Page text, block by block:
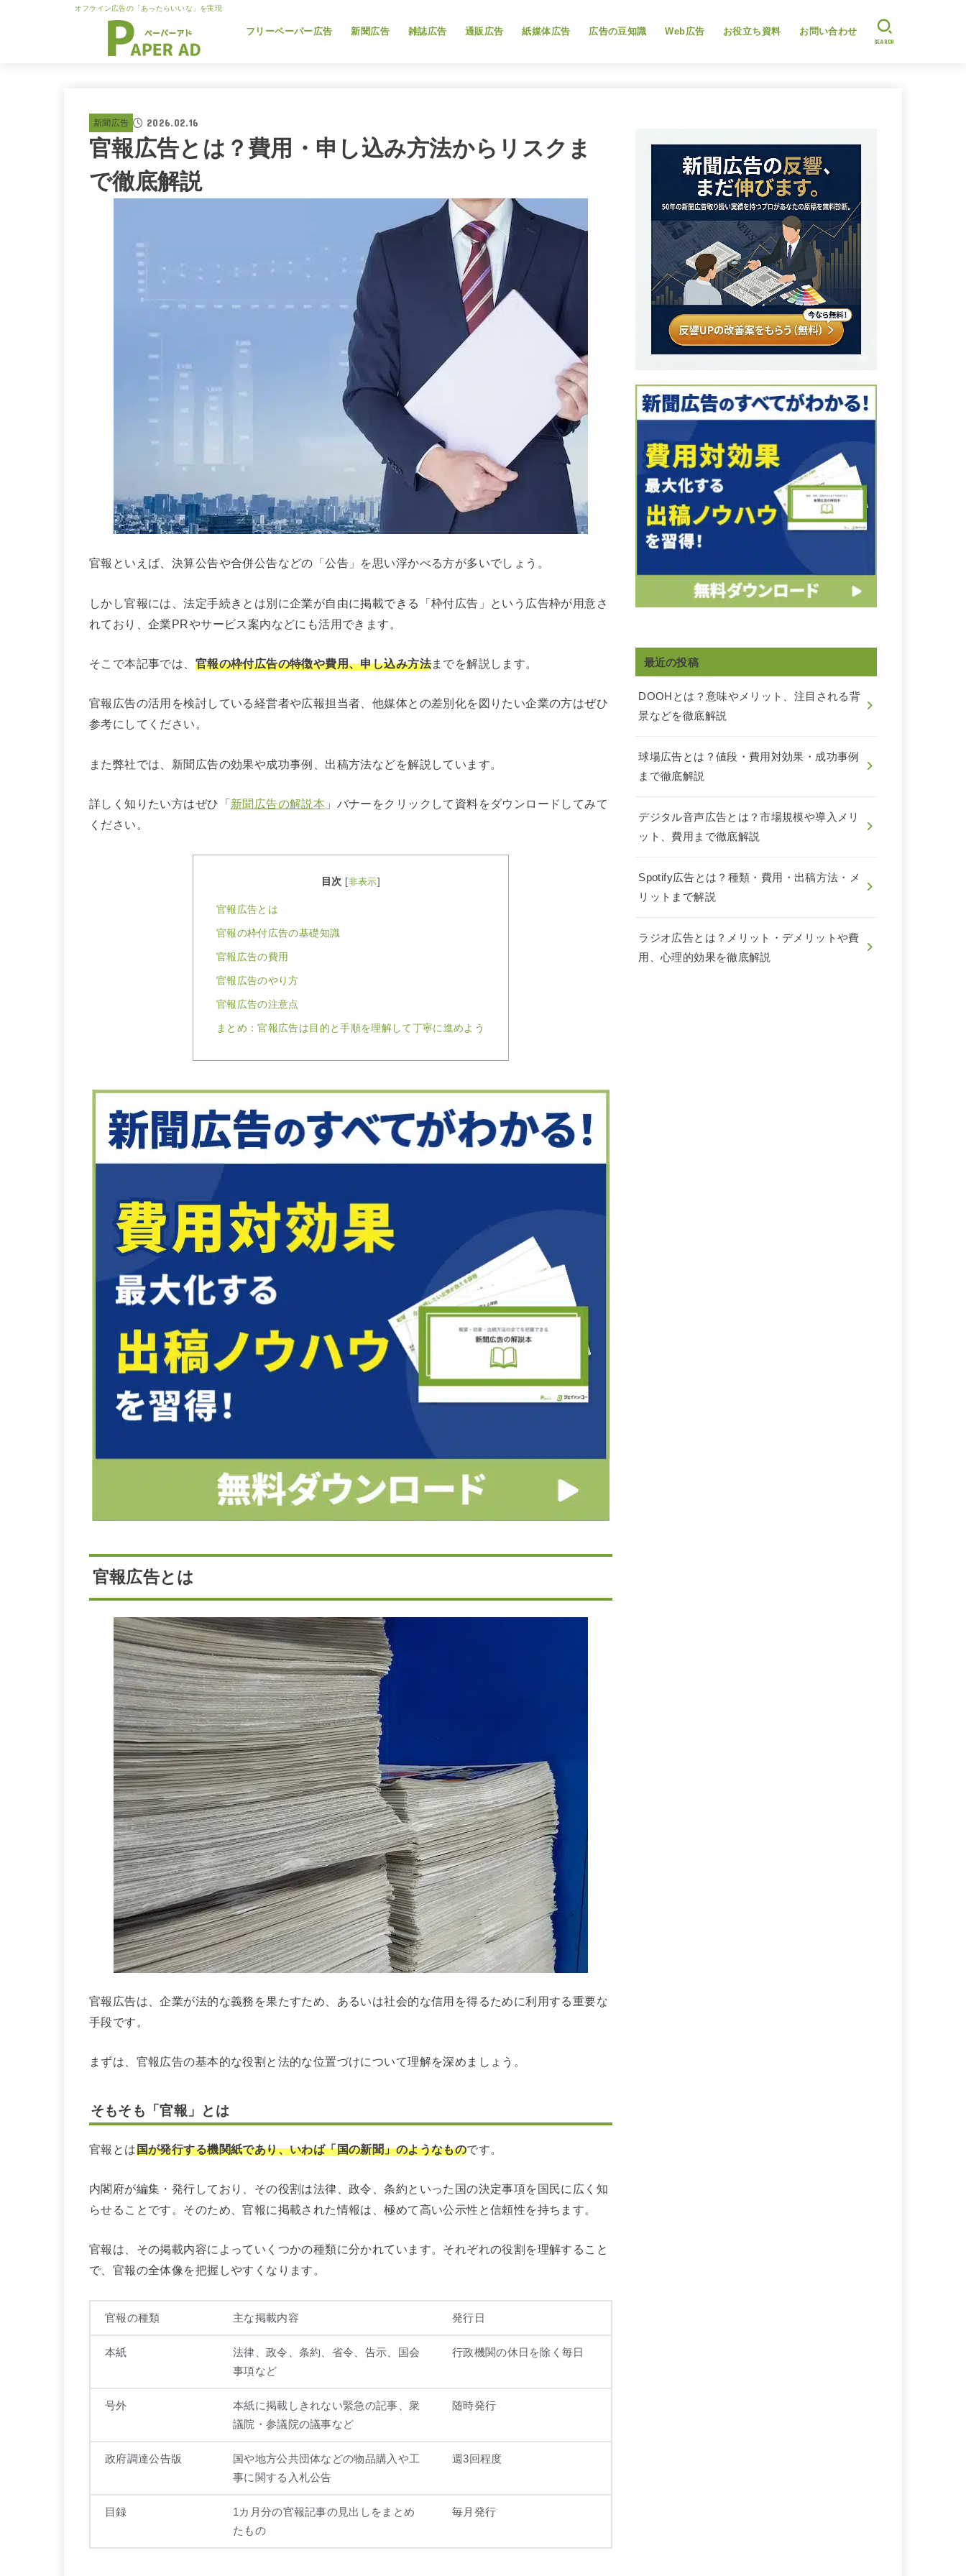
オフライン広告の「あったらいいな」を実現
フリーペーパー広告 新聞広告 雑誌広告 通販広告 紙媒体広告 広告の豆知識 Web広告 お役立ち資料 お問い合わせ
SEARCH
新聞広告 2026.02.16
官報広告とは？費用・申し込み方法からリスクま
で徹底解説
官報といえば、決算公告や合併公告などの「公告」を思い浮かべる方が多いでしょう。
しかし官報には、法定手続きとは別に企業が自由に掲載できる「枠付広告」という広告枠が用意さ
れており、企業PRやサービス案内などにも活用できます。
そこで本記事では、 官報の枠付広告の特徴や費用、申し込み方法までを解説します。
官報広告の活用を検討している経営者や広報担当者、他媒体との差別化を図りたい企業の方はぜひ
参考にしてください。
また弊社では、新聞広告の効果や成功事例、出稿方法などを解説しています。
詳しく知りたい方はぜひ「新聞広告の解説本 」バナーをクリックして資料をダウンロードしてみて
ください。
目次 [非表示]
官報広告とは
官報の枠付広告の基礎知識
官報広告の費用
官報広告のやり方
官報広告の注意点
まとめ：官報広告は目的と手順を理解して丁寧に進めよう
官報広告とは
官報広告は、企業が法的な義務を果たすため、あるいは社会的な信用を得るために利用する重要な
手段です。
まずは、官報広告の基本的な役割と法的な位置づけについて理解を深めましょう。
そもそも「官報」とは
官報とは国が発行する機関紙であり、いわば「国の新聞」のようなものです。
内閣府が編集・発行しており、その役割は法律、政令、条約といった国の決定事項を国民に広く知
らせることです。そのため、官報に掲載された情報は、極めて高い公示性と信頼性を持ちます。
官報は、その掲載内容によっていくつかの種類に分かれています。それぞれの役割を理解すること
で、官報の全体像を把握しやすくなります。
官報の種類 主な掲載内容 発行日
本紙
法律、政令、条約、省令、告示、国会
事項など
行政機関の休日を除く毎日
号外
本紙に掲載しきれない緊急の記事、衆
議院・参議院の議事など
随時発行
政府調達公告版
国や地方公共団体などの物品購入や工
事に関する入札公告
週3回程度
目録
1カ月分の官報記事の見出しをまとめ
たもの
毎月発行
最近の投稿
DOOHとは？意味やメリット、注目される背
景などを徹底解説
球場広告とは？値段・費用対効果・成功事例
まで徹底解説
デジタル音声広告とは？市場規模や導入メリ
ット、費用まで徹底解説
Spotify広告とは？種類・費用・出稿方法・メ
リットまで解説
ラジオ広告とは？メリット・デメリットや費
用、心理的効果を徹底解説